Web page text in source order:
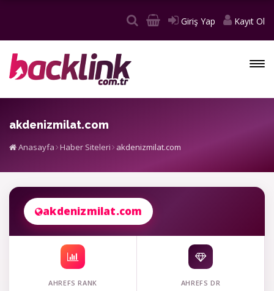
Giriş Yap Kayıt Ol
akdenizmilat.com
Anasayfa Haber Siteleri akdenizmilat.com
akdenizmilat.com
AHREFS RANK AHREFS DR